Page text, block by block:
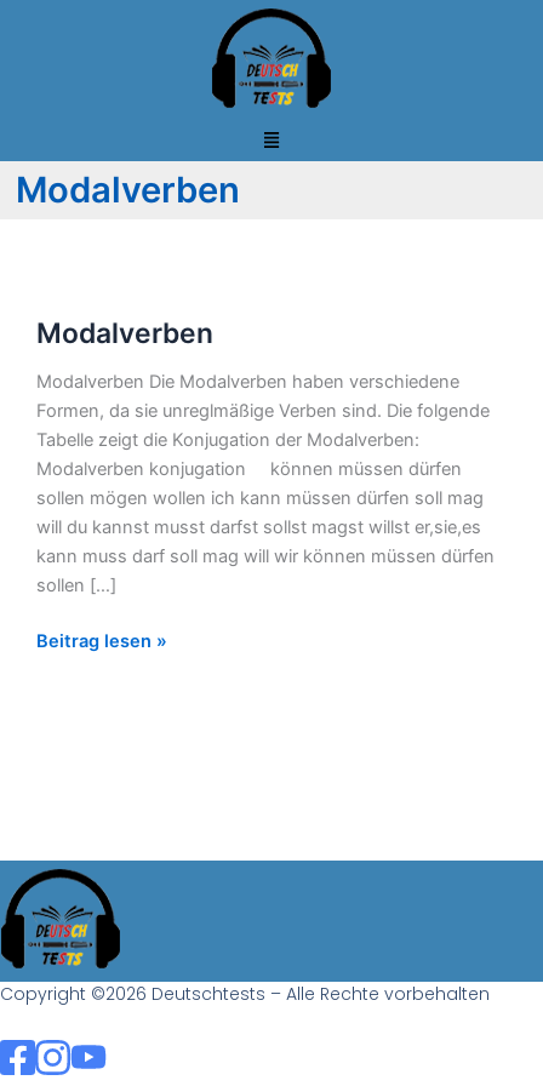
Modalverben
Modalverben
Modalverben Die Modalverben haben verschiedene
Formen, da sie unreglmäßige Verben sind. Die folgende
Tabelle zeigt die Konjugation der Modalverben:
Modalverben konjugation können müssen dürfen
sollen mögen wollen ich kann müssen dürfen soll mag
will du kannst musst darfst sollst magst willst er,sie,es
kann muss darf soll mag will wir können müssen dürfen
sollen […]
Beitrag lesen »
Copyright ©2026 Deutschtests – Alle Rechte vorbehalten